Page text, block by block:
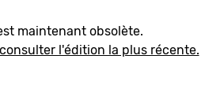
maintenant obsolète.
l'édition la plus récente.